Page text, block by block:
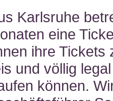
Karlsruhe
eine
ihre Tickets
und völlig legal
können.